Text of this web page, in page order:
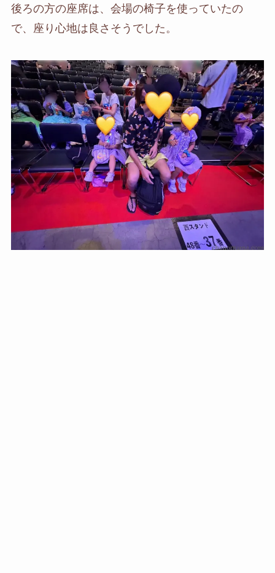
後ろの方の座席は、会場の椅子を使っていたの
で、座り心地は良さそうでした。